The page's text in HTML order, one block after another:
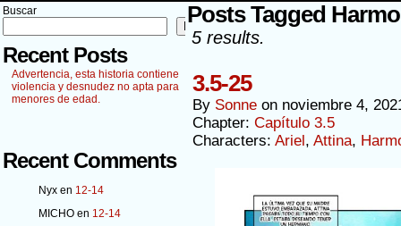
Buscar
Buscar
Recent Posts
Advertencia, esta historia contiene
violencia y desnudez no apta para
menores de edad.
Recent Comments
Nyx en 12-14
MICHO en 12-14
Posts Tagged
5 results.
3.5-25
By Sonne on noviembre 4,
Chapter: Capítulo 3.5
Characters: Ariel, Attina,